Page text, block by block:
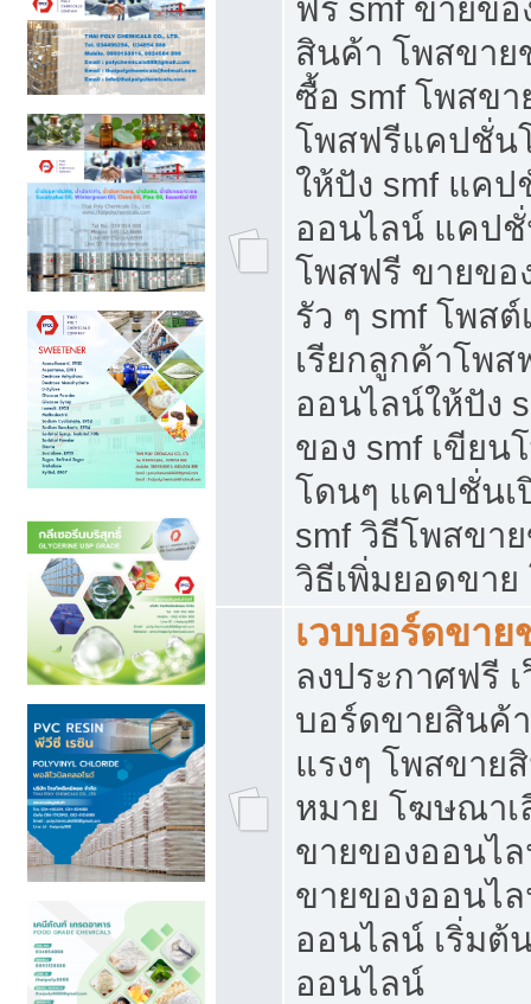
ฟรี smf ขายข
สินค้า โพสขาย
ซื้อ smf โพสข
โพสฟรีแคปชั่น
ให้ปัง smf แค
ออนไลน์ แคป
โพสฟรี ขายขอ
รัว ๆ smf โพส
เรียกลูกค้าโพส
ออนไลน์ให้ปัง
ของ smf เขียน
โดนๆ แคปชั่นเ
smf วิธีโพสขา
วิธีเพิ่มยอดขาย
เวบบอร์ดขา
ลงประกาศฟรี
บอร์ดขายสินค้
แรงๆ โพสขาย
หมาย โฆษณาเ
ขายของออนไ
ขายของออนไ
ออนไลน์ เริ่มต้
ออนไลน์